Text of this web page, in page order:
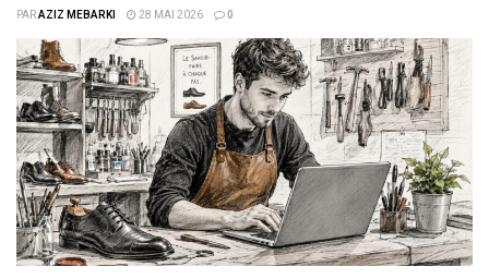
PARAZIZ MEBARKI 28 MAI 2026 0